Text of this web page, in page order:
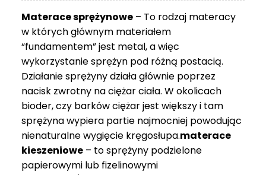
749 zł
Materace sprężynowe – To rodzaj materacy
w których głównym materiałem
“fundamentem” jest metal, a więc
wykorzystanie sprężyn pod różną postacią.
Działanie sprężyny działa głównie poprzez
nacisk zwrotny na ciężar ciała. W okolicach
bioder, czy barków ciężar jest większy i tam
sprężyna wypiera partie najmocniej powodując
nienaturalne wygięcie kręgosłupa.materace
kieszeniowe – to sprężyny podzielone
papierowymi lub fizelinowymi